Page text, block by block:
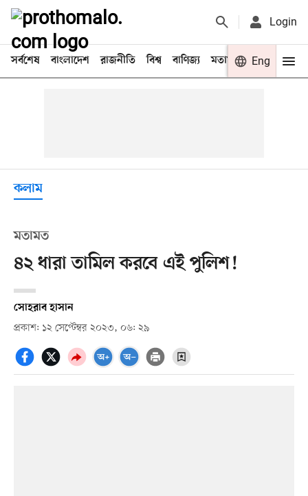
Login
সর্বশেষ বাংলাদেশ রাজনীতি বিশ্ব বাণিজ্য মতামত খেলা
Eng
কলাম
মতামত
৪২ ধারা তামিল করবে এই পুলিশ!
সোহরাব হাসান
প্রকাশ: ১২ সেপ্টেম্বর ২০২৩, ০৬: ২৯